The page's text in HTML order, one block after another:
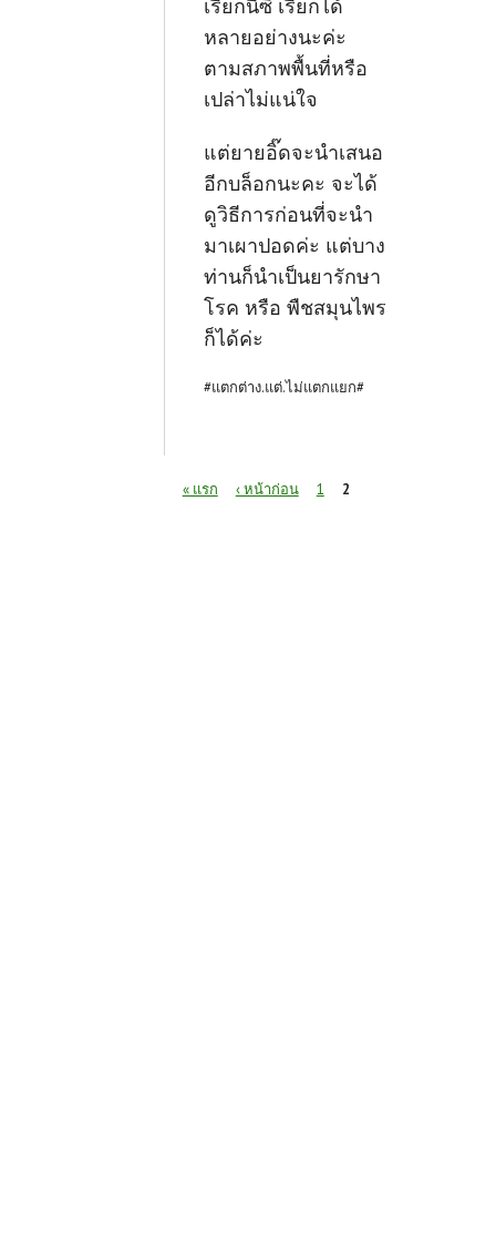
เรียกนี่ซิ เรียกได้
หลายอย่างนะค่ะ
ตามสภาพพื้นที่หรือ
เปล่าไม่แน่ใจ
แต่ยายอิ๊ดจะนำเสนอ
อีกบล็อกนะคะ จะได้
ดูวิธีการก่อนที่จะนำ
มาเผาปอดค่ะ แต่บาง
ท่านก็นำเป็นยารักษา
โรค หรือ พืชสมุนไพร
ก็ได้ค่ะ
#แตกต่าง.แต่.ไม่แตกแยก#
« แรก ‹ หน้าก่อน 1 2